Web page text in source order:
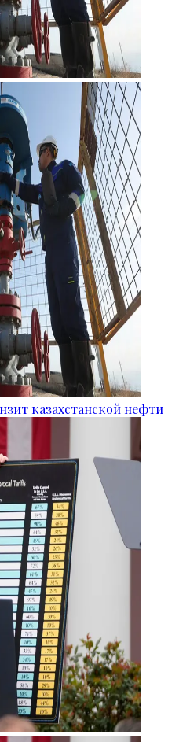
казахстанской нефти